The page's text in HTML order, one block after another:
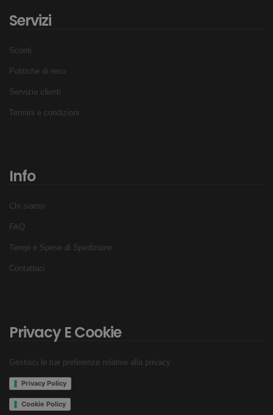
Servizi
Sconti
Politiche di reso
Servizio clienti
Termini e condizioni
Info
Chi siamo
FAQ
Tempi e Spese di Spedizione
Contattaci
Privacy E Cookie
Gestisci le tue preferenze relative alla privacy
Privacy Policy
Cookie Policy